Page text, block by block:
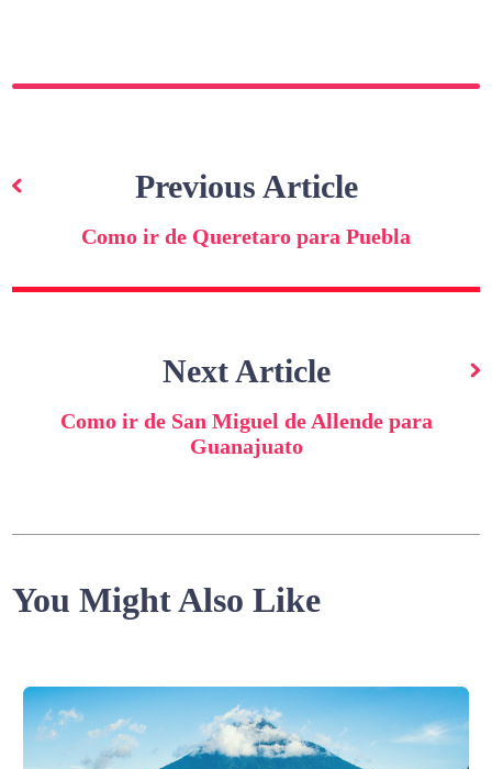
de
artigos
Previous Article
Como ir de Queretaro para Puebla
Next Article
Como ir de San Miguel de Allende para
Guanajuato
You Might Also Like